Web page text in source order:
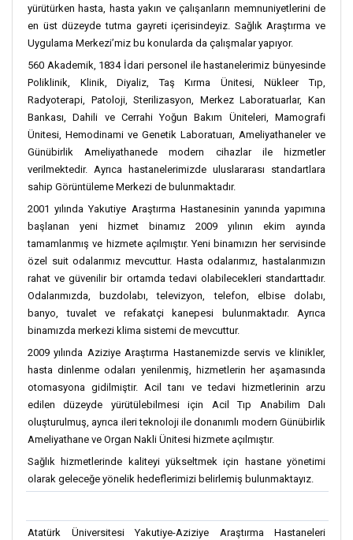
yürütürken hasta, hasta yakın ve çalışanların memnuniyetlerini de
en üst düzeyde tutma gayreti içerisindeyiz. Sağlık Araştırma ve
Uygulama Merkezi’miz bu konularda da çalışmalar yapıyor.
560 Akademik, 1834 İdari personel ile hastanelerimiz bünyesinde
Poliklinik, Klinik, Diyaliz, Taş Kırma Ünitesi, Nükleer Tıp,
Radyoterapi, Patoloji, Sterilizasyon, Merkez Laboratuarlar, Kan
Bankası, Dahili ve Cerrahi Yoğun Bakım Üniteleri, Mamografi
Ünitesi, Hemodinami ve Genetik Laboratuarı, Ameliyathaneler ve
Günübirlik Ameliyathanede modern cihazlar ile hizmetler
verilmektedir. Ayrıca hastanelerimizde uluslararası standartlara
sahip Görüntüleme Merkezi de bulunmaktadır.
2001 yılında Yakutiye Araştırma Hastanesinin yanında yapımına
başlanan yeni hizmet binamız 2009 yılının ekim ayında
tamamlanmış ve hizmete açılmıştır. Yeni binamızın her servisinde
özel suit odalarımız mevcuttur. Hasta odalarımız, hastalarımızın
rahat ve güvenilir bir ortamda tedavi olabilecekleri standarttadır.
Odalarımızda, buzdolabı, televizyon, telefon, elbise dolabı,
banyo, tuvalet ve refakatçi kanepesi bulunmaktadır. Ayrıca
binamızda merkezi klima sistemi de mevcuttur.
2009 yılında Aziziye Araştırma Hastanemizde servis ve klinikler,
hasta dinlenme odaları yenilenmiş, hizmetlerin her aşamasında
otomasyona gidilmiştir. Acil tanı ve tedavi hizmetlerinin arzu
edilen düzeyde yürütülebilmesi için Acil Tıp Anabilim Dalı
oluşturulmuş, ayrıca ileri teknoloji ile donanımlı modern Günübirlik
Ameliyathane ve Organ Nakli Ünitesi hizmete açılmıştır.
Sağlık hizmetlerinde kaliteyi yükseltmek için hastane yönetimi
olarak geleceğe yönelik hedeflerimizi belirlemiş bulunmaktayız.
Atatürk Üniversitesi Yakutiye-Aziziye Araştırma Hastaneleri